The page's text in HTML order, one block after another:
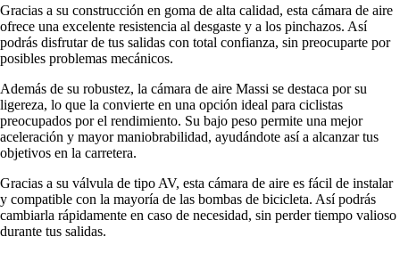
Gracias a su construcción en goma de alta calidad, esta cámara de aire
ofrece una excelente resistencia al desgaste y a los pinchazos. Así
podrás disfrutar de tus salidas con total confianza, sin preocuparte por
posibles problemas mecánicos.
Además de su robustez, la cámara de aire Massi se destaca por su
ligereza, lo que la convierte en una opción ideal para ciclistas
preocupados por el rendimiento. Su bajo peso permite una mejor
aceleración y mayor maniobrabilidad, ayudándote así a alcanzar tus
objetivos en la carretera.
Gracias a su válvula de tipo AV, esta cámara de aire es fácil de instalar
y compatible con la mayoría de las bombas de bicicleta. Así podrás
cambiarla rápidamente en caso de necesidad, sin perder tiempo valioso
durante tus salidas.